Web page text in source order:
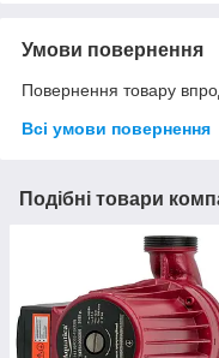
Умови повернення
Повернення товару
Всі умови повернення
Подібні товари